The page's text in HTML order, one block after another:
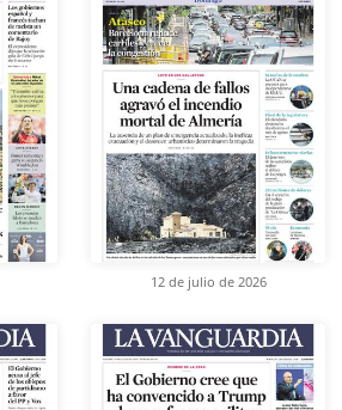
12 de julio de 2026